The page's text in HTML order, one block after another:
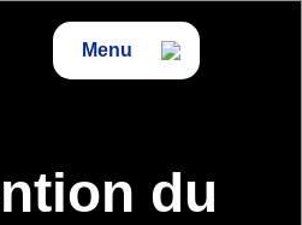
Menu
du